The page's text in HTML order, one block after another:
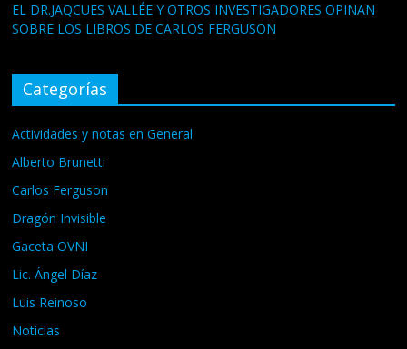
EL DR.JAQCUES VALLÉE Y OTROS INVESTIGADORES OPINAN
SOBRE LOS LIBROS DE CARLOS FERGUSON
Categorías
Actividades y notas en General
Alberto Brunetti
Carlos Ferguson
Dragón Invisible
Gaceta OVNI
Lic. Ángel Díaz
Luis Reinoso
Noticias